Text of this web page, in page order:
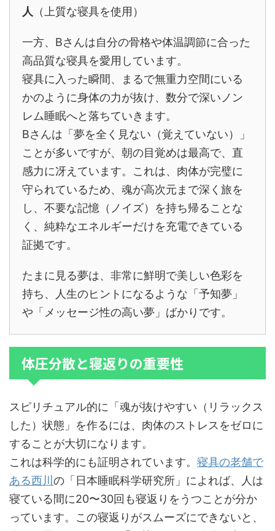
人 （上質な寝具を使用）
一方、Bさんは自分の骨格や体温調節に合った
高品質な寝具を愛用しています。
寝具に入った瞬間、まるで無重力空間にいる
かのように身体の力が抜け、数分で深いノン
レム睡眠へと落ちていきます。
Bさんは「夢を全く見ない（覚えていない）」
ことが多いですが、朝の目覚めは最高で、直
感力に冴えています。これは、肉体が完璧に
守られているため、魂が高次元まで深く旅を
し、不要な記憶（ノイズ）を持ち帰ることな
く、純粋なエネルギーだけを充電できている
証拠です。
たまに見る夢は、非常に鮮明で美しい色彩を
持ち、人生のヒントになるような「予知夢」
や「メッセージ性の高い夢」ばかりです。
体圧分散と寝返りの重要性
スピリチュアル的に「魂が抜けやすい（リラックス
した）状態」を作るには、肉体のストレスをゼロに
することが大切になります。
これは科学的にも証明されています。 寝具の老舗で
ある西川 の「日本睡眠科学研究所」によれば、人は
寝ている間に20〜30回も寝返りをうつことが分か
っています。この寝返りがスムーズにできないと、